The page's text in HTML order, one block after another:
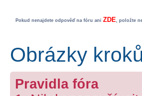
Pokud nenajdete odpověď na fóru ani ZDE, položte
Obrázky
Pravidla fóra